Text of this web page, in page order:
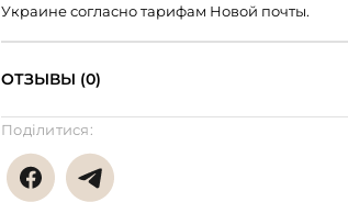
Украине согласно тарифам Новой почты.
ОТЗЫВЫ (0)
Поділитися: